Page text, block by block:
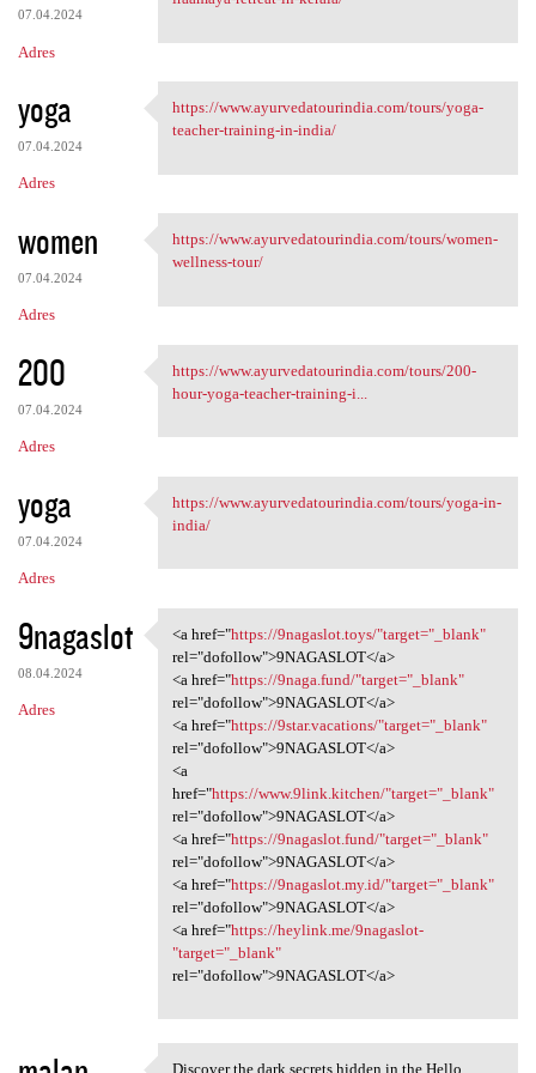
07.04.2024
Adres
yoga
07.04.2024
Adres
https://www.ayurvedatourindia
https://www.ayurvedatourindia.com/tours/yoga-
teacher-training-in-india/
women
07.04.2024
Adres
https://www.ayurvedatourindia
https://www.ayurvedatourindia.com/tours/women-
wellness-tour/
200
07.04.2024
Adres
https://www.ayurvedatourindia
https://www.ayurvedatourindia.com/tours/200-
hour-yoga-teacher-training-i...
yoga
07.04.2024
Adres
https://www.ayurvedatourindia
https://www.ayurvedatourindia.com/tours/yoga-in-
india/
9nagaslot
08.04.2024
Adres
<a href="https://9nagaslot
<a href="https://9nagaslot.toys/"target="_blank"
rel="dofollow">9NAGASLOT</a>
<a href="https://9naga.fund/"target="_blank"
rel="dofollow">9NAGASLOT</a>
<a href="https://9star.vacations/"target="_blank"
rel="dofollow">9NAGASLOT</a>
<a
href="https://www.9link.kitchen/"target="_blank"
rel="dofollow">9NAGASLOT</a>
<a href="https://9nagaslot.fund/"target="_blank"
rel="dofollow">9NAGASLOT</a>
<a href="https://9nagaslot.my.id/"target="_blank"
rel="dofollow">9NAGASLOT</a>
<a href="https://heylink.me/9nagaslot-
"target="_blank"
rel="dofollow">9NAGASLOT</a>
Discover the dark secrets hidden in the Hello